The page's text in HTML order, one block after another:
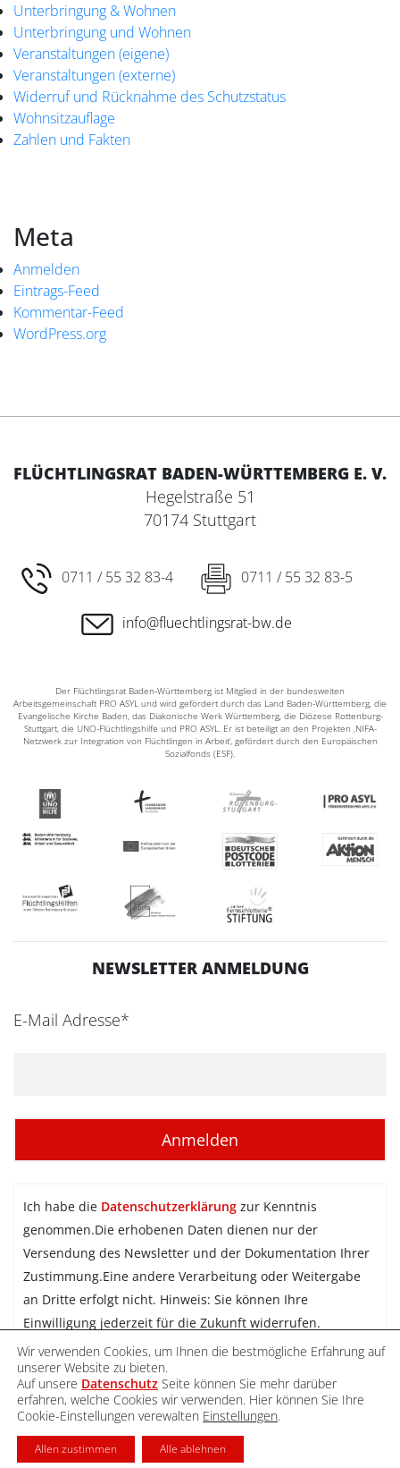
Unterbringung & Wohnen
Unterbringung und Wohnen
Veranstaltungen (eigene)
Veranstaltungen (externe)
Widerruf und Rücknahme des Schutzstatus
Wohnsitzauflage
Zahlen und Fakten
Meta
Anmelden
Eintrags-Feed
Kommentar-Feed
WordPress.org
FLÜCHTLINGSRAT BADEN-WÜRTTEMBERG E. V.
Hegelstraße 51
70174 Stuttgart
0711 / 55 32 83-4 0711 / 55 32 83-5
info@fluechtlingsrat-bw.de
Der Flüchtlingsrat Baden-Württemberg ist Mitglied in der bundesweiten
Arbeitsgemeinschaft PRO ASYL und wird gefördert durch das Land Baden-Württemberg, die
Evangelische Kirche Baden, das Diakonische Werk Württemberg, die Diözese Rottenburg-
Stuttgart, die UNO-Flüchtlingshilfe und PRO ASYL. Er ist beteiligt an den Projekten ‚NIFA-
Netzwerk zur Integration von Flüchtlingen in Arbeit‘, gefördert durch den Europäischen
Sozialfonds (ESF).
NEWSLETTER ANMELDUNG
E-Mail Adresse*
Ich habe die Datenschutzerklärung zur Kenntnis
genommen.Die erhobenen Daten dienen nur der
Versendung des Newsletter und der Dokumentation Ihrer
Zustimmung.Eine andere Verarbeitung oder Weitergabe
an Dritte erfolgt nicht. Hinweis: Sie können Ihre
Einwilligung jederzeit für die Zukunft widerrufen.
Newsletter abonnieren
DATENSCHUTZ IMPRESSUM
Wir verwenden Cookies, um Ihnen die bestmögliche Erfahrung auf
unserer Website zu bieten.
Auf unsere Datenschutz Seite können Sie mehr darüber
erfahren, welche Cookies wir verwenden. Hier können Sie Ihre
Cookie-Einstellungen verewalten Einstellungen.
Allen zustimmen Alle ablehnen